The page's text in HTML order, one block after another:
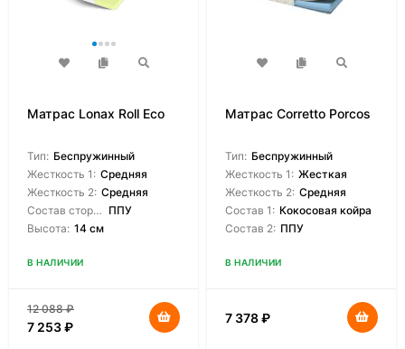
Матрас Lonax Roll Eco
Тип: Беспружинный
Жесткость 1: Средняя
Жесткость 2: Средняя
Состав сторон: ППУ
Высота: 14 см
В НАЛИЧИИ
12 088₽
7 253₽
Матрас Corretto Porcos
Тип: Беспружинный
Жесткость 1: Жесткая
Жесткость 2: Средняя
Состав 1: Кокосовая койра
Состав 2: ППУ
В НАЛИЧИИ
7 378₽